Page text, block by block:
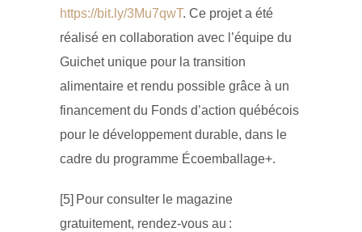
https://bit.ly/3Mu7qwT. Ce projet a été
réalisé en collaboration avec l’équipe du
Guichet unique pour la transition
alimentaire et rendu possible grâce à un
financement du Fonds d’action québécois
pour le développement durable, dans le
cadre du programme Écoemballage+.
[5] Pour consulter le magazine
gratuitement, rendez-vous au :